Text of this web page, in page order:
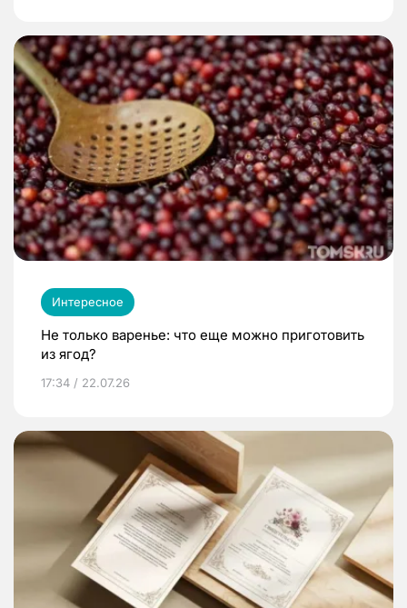
Интересное
Не только варенье: что еще можно приготовить
из ягод?
17:34 / 22.07.26